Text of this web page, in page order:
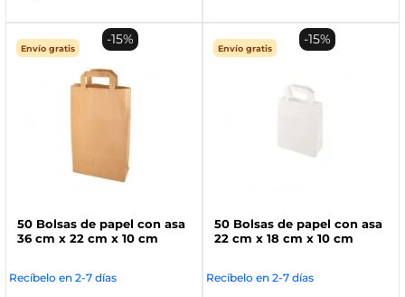
Envío gratis
50 Bolsas de papel con asa
36 cm x 22 cm x 10 cm
Recíbelo en 2-7 días
-15%
Envío gratis
50 Bolsas de papel con asa
22 cm x 18 cm x 10 cm
Recíbelo en 2-7 días
-15%